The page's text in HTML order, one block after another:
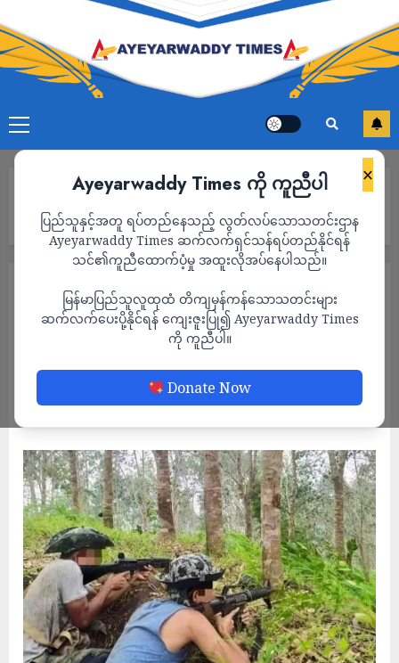
×
Ayeyarwaddy Times ကို ကူညီပါ
ပြည်သူနှင့်အတူ ရပ်တည်နေသည့် လွတ်လပ်သောသတင်းဌာန
Ayeyarwaddy Times ဆက်လက်ရှင်သန်ရပ်တည်နိုင်ရန်
သင်၏ကူညီထောက်ပံ့မှု အထူးလိုအပ်နေပါသည်။
မြန်မာပြည်သူလူထုထံ တိကျမှန်ကန်သောသတင်းများ
ဆက်လက်ပေးပို့နိုင်ရန် ကျေးဇူးပြု၍ Ayeyarwaddy Times
ကို ကူညီပါ။
Donate Now
များ ၃ ရက်ကြာသည်အထိ ထိတွေ့တိုက်ပွဲများဖြစ်ပွားနေ
တနင်္သာရီမြို့တွင် စစ်ကောင်စီတပ်နှင့် ဒေသခံ
တော်လှန်ရေးတပ်ဖွဲ့ဝင်များ ၃ ရက်ကြာသည်
အထိ ထိတွေ့တိုက်ပွဲများဖြစ်ပွားနေ
ADMIN JANUARY 25, 2023